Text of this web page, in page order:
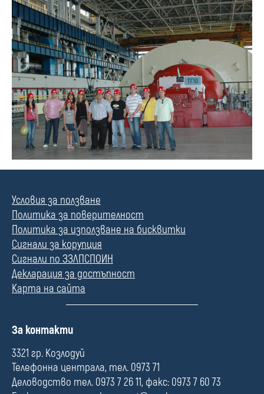
Условия за ползване
Политика за поверителност
Политика за използване на бисквитки
Сигнали за корупция
Сигнали по ЗЗЛПСПОИН
Декларация за достъпност
Карта на сайта
П
л
е
За контакти
3321 гр. Козлодуй
Телефонна централа, тел. 0973 71
Деловодство тел. 0973 7 26 11, факс: 0973 7 60 73